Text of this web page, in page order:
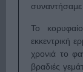
Το
εκκεντρική
χρονιά το
βραδιές